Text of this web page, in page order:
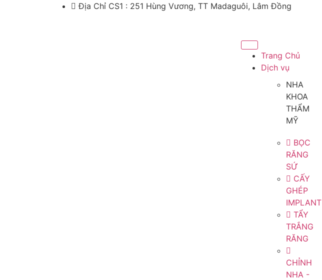
Địa Chỉ CS1 : 251 Hùng Vương, TT Madaguôi, Lâm Đồng
Trang Chủ
Dịch vụ
NHA
KHOA
THẨM
MỸ
BỌC
RĂNG
SỨ
CẤY
GHÉP
IMPLANT
TẨY
TRẮNG
RĂNG
CHỈNH
NHA -